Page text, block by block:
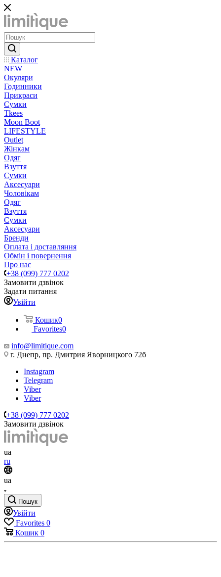
Каталог
NEW
Окуляри
Годинники
Прикраси
Сумки
Tkees
Moon Boot
LIFESTYLE
Outlet
Жінкам
Одяг
Взуття
Сумки
Аксесуари
Чоловікам
Одяг
Взуття
Сумки
Аксесуари
Бренди
Оплата і доставляння
Обмін і повернення
Про нас
+38 (099) 777 0202
Замовити дзвінок
Задати питання
Увійти
Кошик0
Favorites0
info@limitique.com
г. Днепр, пр. Дмитрия Яворницкого 72б
Instagram
Telegram
Viber
Viber
+38 (099) 777 0202
Замовити дзвінок
ua
ru
ua
Пошук
Увійти
Favorites 0
Кошик 0